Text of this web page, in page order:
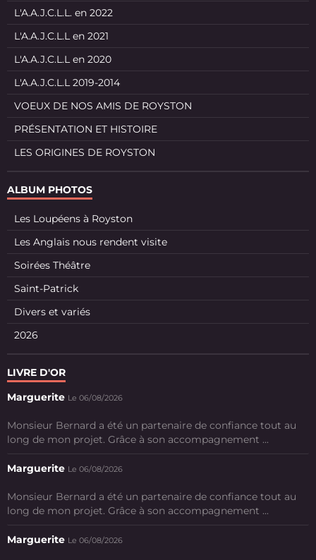
L'A.A.J.C.L.L. en 2022
L'A.A.J.C.L.L en 2021
L'A.A.J.C.L.L en 2020
L'A.A.J.C.L.L 2019-2014
VOEUX DE NOS AMIS DE ROYSTON
PRÉSENTATION ET HISTOIRE
LES ORIGINES DE ROYSTON
ALBUM PHOTOS
Les Loupéens à Royston
Les Anglais nous rendent visite
Soirées Théâtre
Saint-Patrick
Divers et variés
2026
LIVRE D'OR
Marguerite Le 06/08/2026
Monsieur Bernard a été un partenaire de confiance tout au
long de mon projet. Grâce à son accompagnement ...
Marguerite Le 06/08/2026
Monsieur Bernard a été un partenaire de confiance tout au
long de mon projet. Grâce à son accompagnement ...
Marguerite Le 06/08/2026